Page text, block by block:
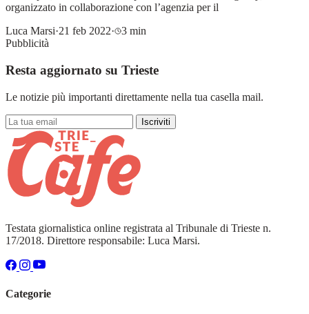
organizzato in collaborazione con l’agenzia per il
Luca Marsi·21 feb 2022·
3 min
Pubblicità
Resta aggiornato su Trieste
Le notizie più importanti direttamente nella tua casella mail.
Iscriviti
Testata giornalistica online registrata al Tribunale di Trieste n.
17/2018. Direttore responsabile: Luca Marsi.
Categorie